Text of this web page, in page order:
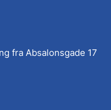
fra Absalonsgade 17